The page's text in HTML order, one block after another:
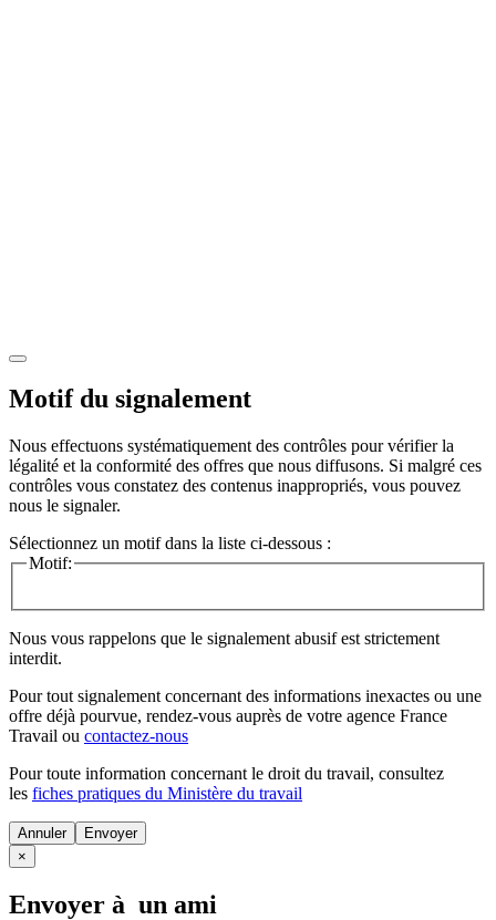
Motif du signalement
Nous effectuons systématiquement des contrôles pour vérifier la
légalité et la conformité des offres que nous diffusons. Si malgré ces
contrôles vous constatez des contenus inappropriés, vous pouvez
nous le signaler.
Sélectionnez un motif dans la liste ci-dessous :
Motif:
Nous vous rappelons que le signalement abusif est strictement
interdit.
Pour tout signalement concernant des informations inexactes ou une
offre déjà pourvue, rendez-vous auprès de votre agence France
Travail ou contactez-nous
Pour toute information concernant le droit du travail, consultez
les fiches pratiques du Ministère du travail
Annuler
×
Envoyer à un ami